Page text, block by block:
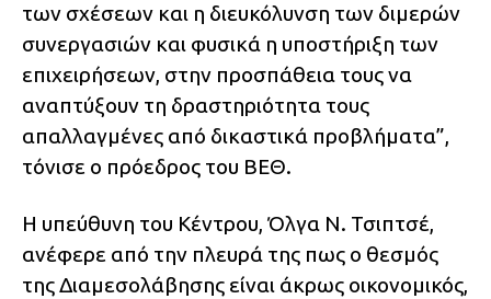
των σχέσεων και η διευκόλυνση των διμερών
συνεργασιών και φυσικά η υποστήριξη των
επιχειρήσεων, στην προσπάθεια τους να
αναπτύξουν τη δραστηριότητα τους
απαλλαγμένες από δικαστικά προβλήματα”,
τόνισε ο πρόεδρος του ΒΕΘ.
Η υπεύθυνη του Κέντρου, Όλγα Ν. Τσιπτσέ,
ανέφερε από την πλευρά της πως ο θεσμός
της Διαμεσολάβησης είναι άκρως οικονομικός,